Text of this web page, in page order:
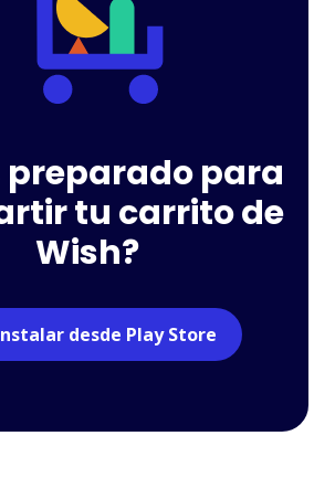
preparado para
tu carrito de
Wish?
desde Play Store